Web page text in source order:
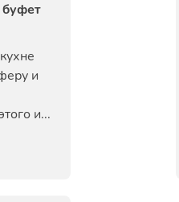
буфет
и
и...